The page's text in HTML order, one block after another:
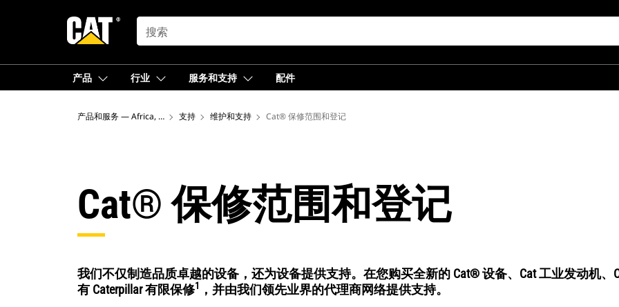
SEARCH
产品 行业 服务和支持 配件
产品和服务 — Africa, Middle East
支持 维护和支持 Cat® 保修范围和登记
Cat® 保修范围和登记
我们不仅制造品质卓越的设备，还为设备提供支持。在您购买全新的 Cat® 设备、Cat 工业发动机、
有 Caterpillar 有限保修1 ，并由我们领先业界的代理商网络提供支持。